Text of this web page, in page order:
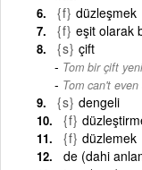
{f} düzleşmek
{f} eşit olarak
{s} çift
Tom bir çift
- Tom can't
{s} dengeli
{f}
{f} düzlemek
de (dahi